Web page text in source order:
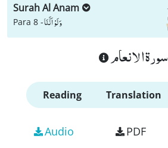
Surah Al Anam
Para 8 -وَ لَوْ اَنَّنَا
سورة الانعام
Reading Translation
Audio PDF